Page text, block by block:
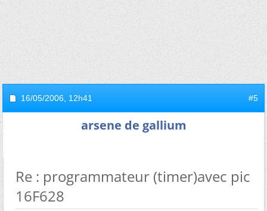
16/05/2006, 12h41 #5
arsene de gallium
Re : programmateur (timer)avec pic
16F628